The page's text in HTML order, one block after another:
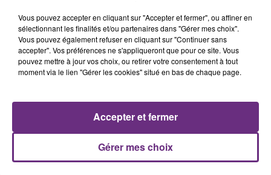
9h40
9h40
Vous pouvez accepter en cliquant sur "Accepter et fermer", ou affiner en
sélectionnant les finalités et/ou partenaires dans "Gérer mes choix".
Vous pouvez également refuser en cliquant sur "Continuer sans
accepter". Vos préférences ne s'appliqueront que pour ce site. Vous
pouvez mettre à jour vos choix, ou retirer votre consentement à tout
moment via le lien "Gérer les cookies" situé en bas de chaque page.
Gérer mes choix
Accepter et fermer